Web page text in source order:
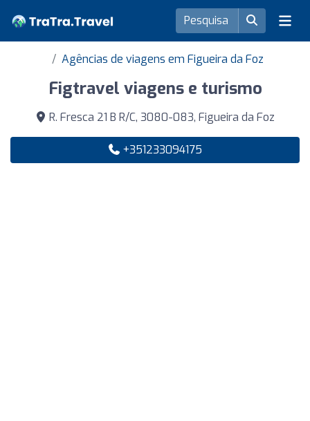
Agências de viagens em Figueira da Foz
Figtravel viagens e turismo
R. Fresca 21 B R/C, 3080-083, Figueira da Foz
+351233094175